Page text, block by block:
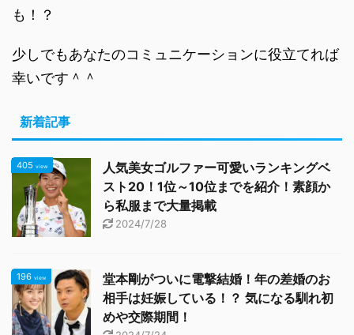
も！？
少しでもあなたのコミュニケーションに役立てれば
幸いです＾＾
新着記事
405 view
人気美女ゴルファー可愛いランキングベ
スト20！1位～10位までを紹介！素顔か
ら私服まで大量掲載
2024/7/28
196 view
堂本剛がついに電撃結婚！年の差婚のお
相手は妊娠している！？ 気になる馴れ初
めや交際期間！